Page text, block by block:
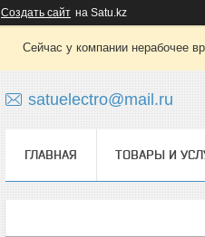
Создать сайт на Satu.kz
Сейчас у компании нерабочее
satuelectro@mail.ru
ГЛАВНАЯ ТОВАРЫ И